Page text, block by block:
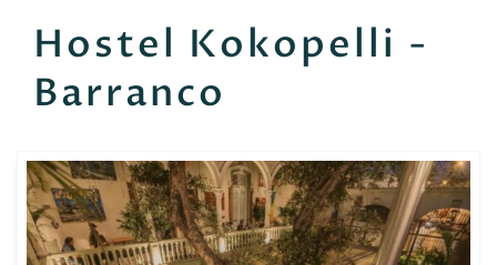
Hostel Kokopelli -
Barranco